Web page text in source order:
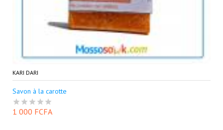
KARI DARI
Savon à la carotte
1 000 FCFA